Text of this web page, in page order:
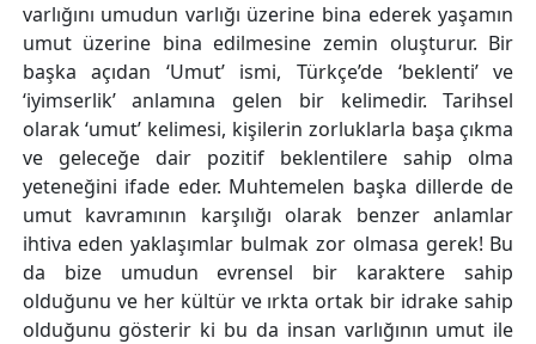
varlığını umudun varlığı üzerine bina ederek yaşamın
umut üzerine bina edilmesine zemin oluşturur. Bir
başka açıdan ‘Umut’ ismi, Türkçe’de ‘beklenti’ ve
‘iyimserlik’ anlamına gelen bir kelimedir. Tarihsel
olarak ‘umut’ kelimesi, kişilerin zorluklarla başa çıkma
ve geleceğe dair pozitif beklentilere sahip olma
yeteneğini ifade eder. Muhtemelen başka dillerde de
umut kavramının karşılığı olarak benzer anlamlar
ihtiva eden yaklaşımlar bulmak zor olmasa gerek! Bu
da bize umudun evrensel bir karaktere sahip
olduğunu ve her kültür ve ırkta ortak bir idrake sahip
olduğunu gösterir ki bu da insan varlığının umut ile